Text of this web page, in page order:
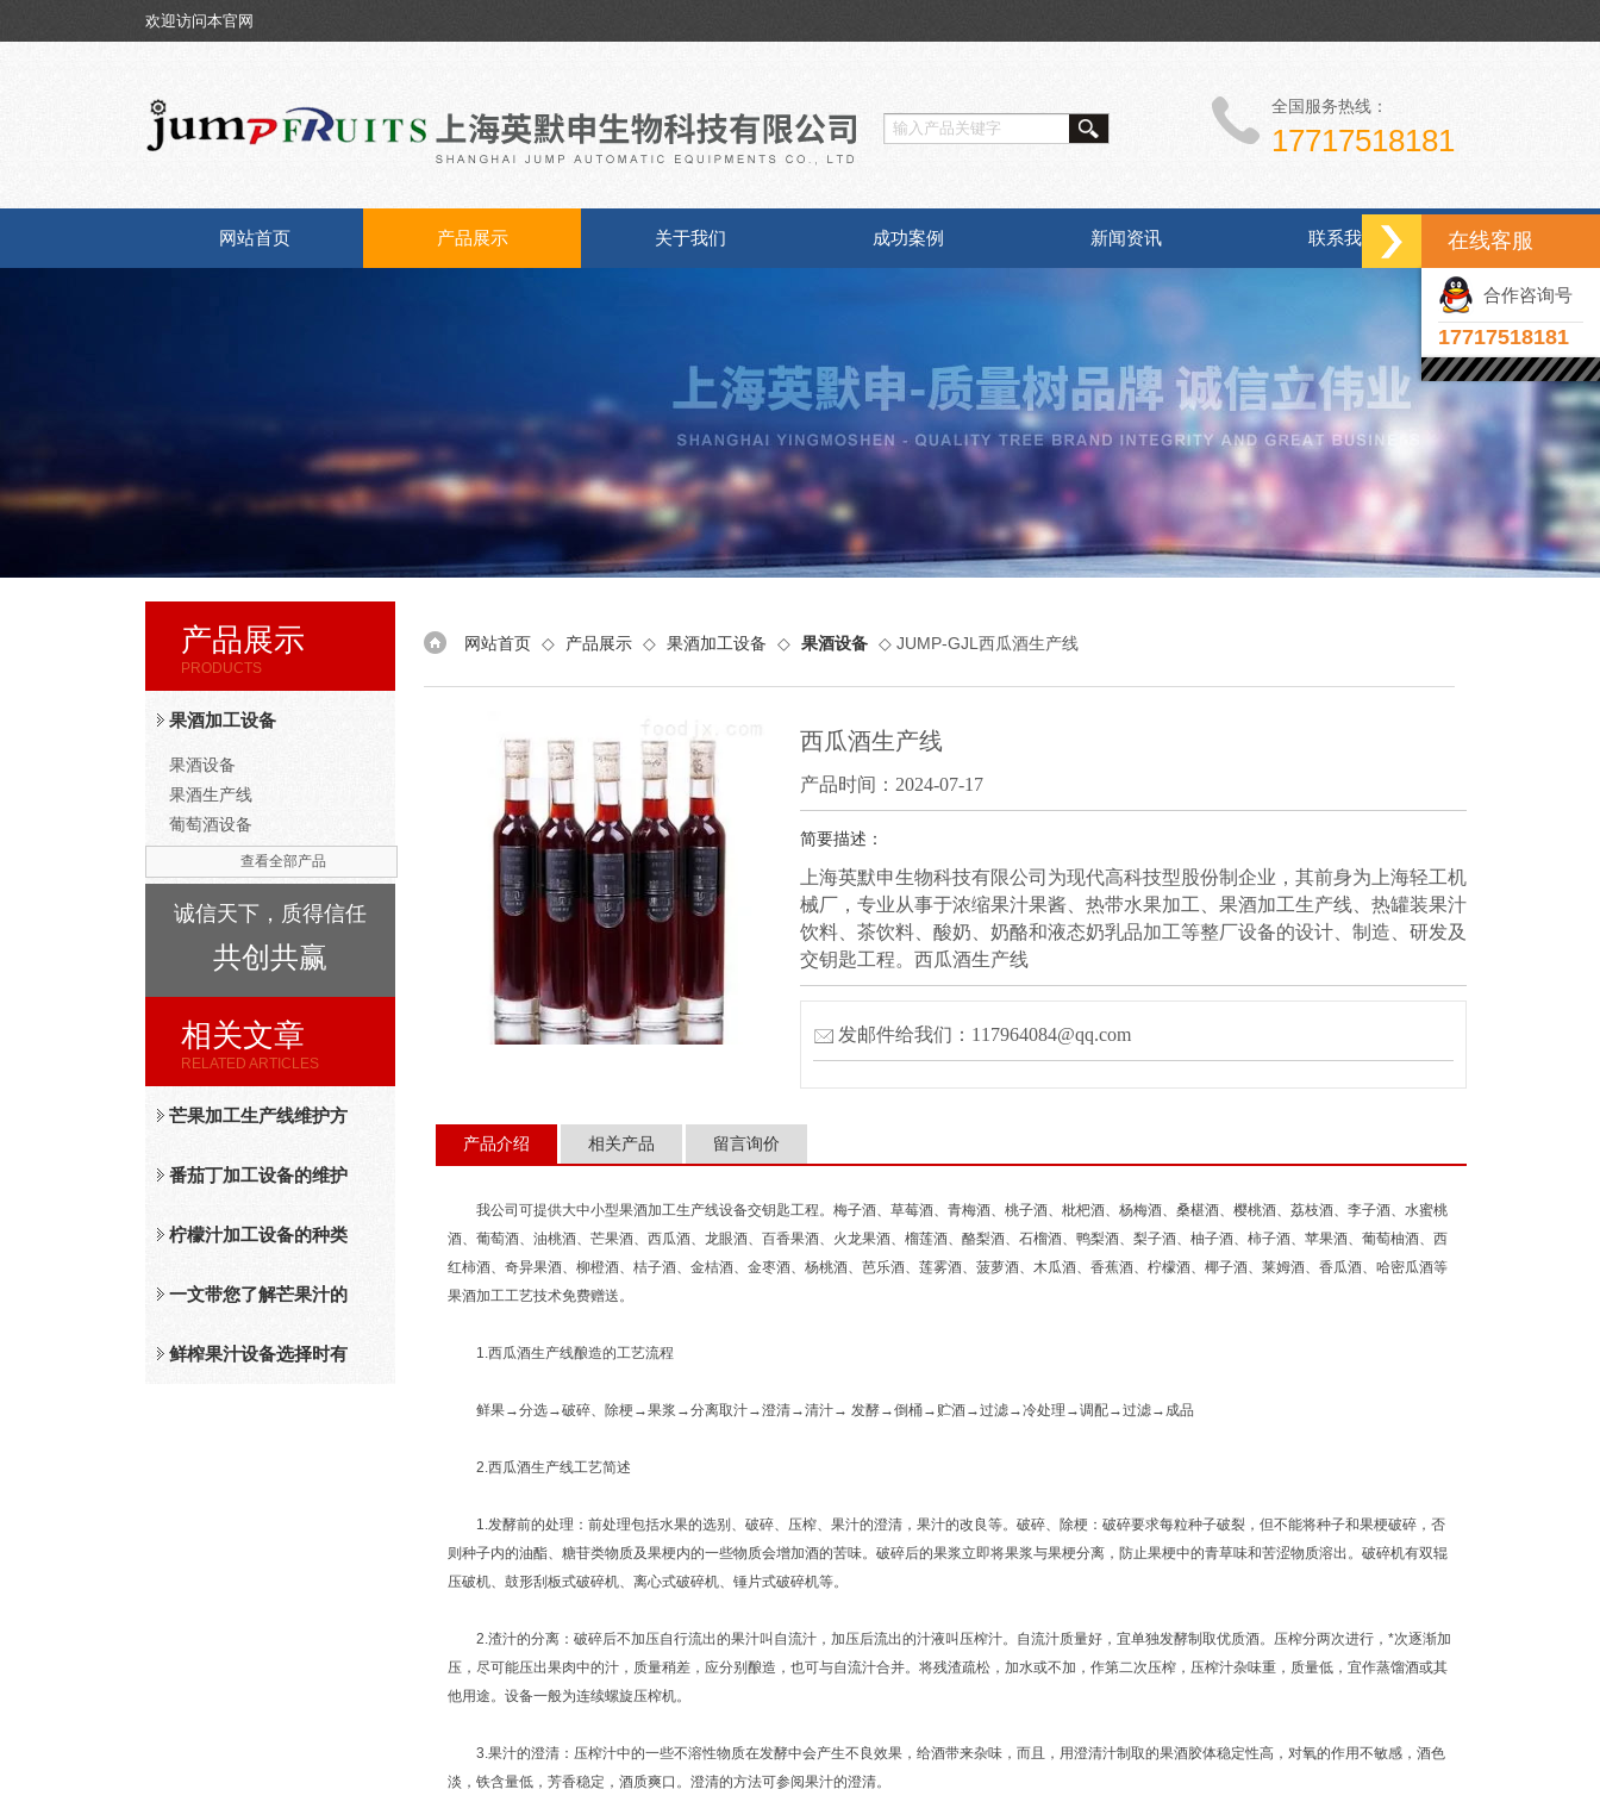
欢迎访问本官网
全国服务热线：
17717518181
网站首页 产品展示 关于我们 成功案例 新闻资讯 联系我们
产品展示
PRODUCTS
果酒加工设备
果酒设备
果酒生产线
葡萄酒设备
查看全部产品
诚信天下，质得信任
共创共赢
相关文章
RELATED ARTICLES
芒果加工生产线维护方
法
番茄丁加工设备的维护
保养措施分析
柠檬汁加工设备的种类
及工作原理介绍
一文带您了解芒果汁的
整套设备和工作流程
鲜榨果汁设备选择时有
网站首页 ◇ 产品展示 ◇ 果酒加工设备 ◇ 果酒设备 ◇ JUMP-GJL西瓜酒生产线
西瓜酒生产线
产品时间：2024-07-17
简要描述：
上海英默申生物科技有限公司为现代高科技型股份制企业，其前身为上海轻工机
械厂，专业从事于浓缩果汁果酱、热带水果加工、果酒加工生产线、热罐装果汁
饮料、茶饮料、酸奶、奶酪和液态奶乳品加工等整厂设备的设计、制造、研发及
交钥匙工程。西瓜酒生产线
发邮件给我们：117964084@qq.com
产品介绍 相关产品 留言询价
我公司可提供大中小型果酒加工生产线设备交钥匙工程。梅子酒、草莓酒、青梅酒、桃子酒、枇杷酒、杨梅酒、桑椹酒、樱桃酒、荔枝酒、李子酒、水蜜桃
酒、葡萄酒、油桃酒、芒果酒、西瓜酒、龙眼酒、百香果酒、火龙果酒、榴莲酒、酪梨酒、石榴酒、鸭梨酒、梨子酒、柚子酒、柿子酒、苹果酒、葡萄柚酒、西
红柿酒、奇异果酒、柳橙酒、桔子酒、金桔酒、金枣酒、杨桃酒、芭乐酒、莲雾酒、菠萝酒、木瓜酒、香蕉酒、柠檬酒、椰子酒、莱姆酒、香瓜酒、哈密瓜酒等
果酒加工工艺技术免费赠送。
1.西瓜酒生产线酿造的工艺流程
鲜果→分选→破碎、除梗→果浆→分离取汁→澄清→清汁→ 发酵→倒桶→贮酒→过滤→冷处理→调配→过滤→成品
2.西瓜酒生产线工艺简述
1.发酵前的处理：前处理包括水果的选别、破碎、压榨、果汁的澄清，果汁的改良等。破碎、除梗：破碎要求每粒种子破裂，但不能将种子和果梗破碎，否
则种子内的油酯、糖苷类物质及果梗内的一些物质会增加酒的苦味。破碎后的果浆立即将果浆与果梗分离，防止果梗中的青草味和苦涩物质溶出。破碎机有双辊
压破机、鼓形刮板式破碎机、离心式破碎机、锤片式破碎机等。
2.渣汁的分离：破碎后不加压自行流出的果汁叫自流汁，加压后流出的汁液叫压榨汁。自流汁质量好，宜单独发酵制取优质酒。压榨分两次进行，*次逐渐加
压，尽可能压出果肉中的汁，质量稍差，应分别酿造，也可与自流汁合并。将残渣疏松，加水或不加，作第二次压榨，压榨汁杂味重，质量低，宜作蒸馏酒或其
他用途。设备一般为连续螺旋压榨机。
3.果汁的澄清：压榨汁中的一些不溶性物质在发酵中会产生不良效果，给酒带来杂味，而且，用澄清汁制取的果酒胶体稳定性高，对氧的作用不敏感，酒色
淡，铁含量低，芳香稳定，酒质爽口。澄清的方法可参阅果汁的澄清。
在线客服
合作咨询号
17717518181